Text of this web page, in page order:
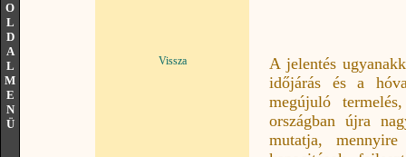
O
L
D
A
L
M
E
N
Ü
Vissza
A jelentés
időjárás és a
megújuló
országban újra
mutatja,